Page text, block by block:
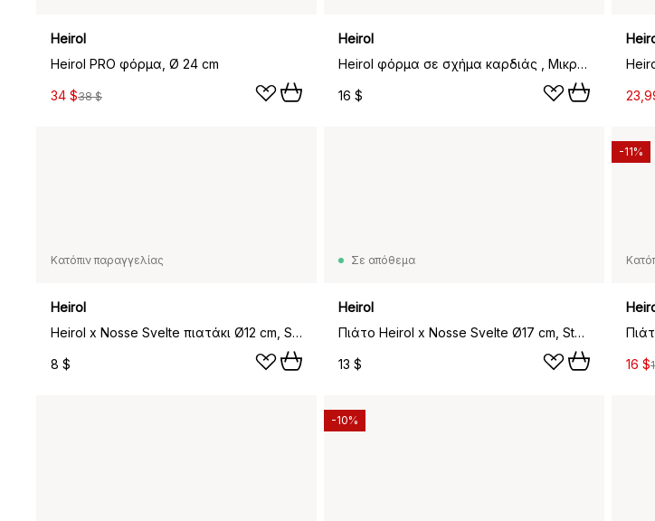
Heirol
Heirol PRO φόρμα, Ø 24 cm
34 $38 $
Heirol
Heirol φόρμα σε σχήμα καρδιάς , Μικρό 11x11 cm
16 $
Κατόπιν παραγγελίας
Heirol
Heirol x Nosse Svelte πιατάκι Ø12 cm, Stone
8 $
Σε απόθεμα
Heirol
Πιάτο Heirol x Nosse Svelte Ø17 cm, Stone
13 $ 16 $
-11%
-10%